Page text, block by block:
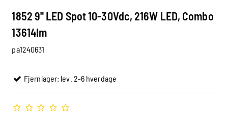
1852 9" LED Spot 10-30Vdc, 216W LED, Combo
13614lm
pa1240631
Fjernlager: lev. 2-6 hverdage